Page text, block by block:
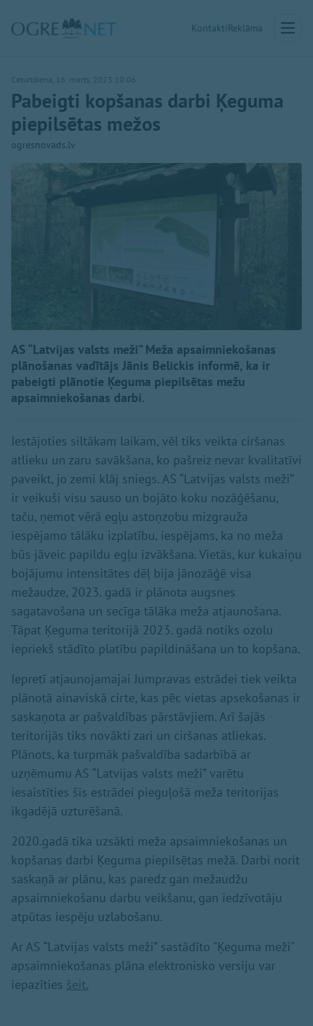
KontaktiReklāma
Ceturtdiena, 16. marts, 2023 10:06
Pabeigti kopšanas darbi Ķeguma
piepilsētas mežos
ogresnovads.lv
AS “Latvijas valsts meži” Meža apsaimniekošanas
plānošanas vadītājs Jānis Belickis informē, ka ir
pabeigti plānotie Ķeguma piepilsētas mežu
apsaimniekošanas darbi.
Iestājoties siltākam laikam, vēl tiks veikta ciršanas
atlieku un zaru savākšana, ko pašreiz nevar kvalitatīvi
paveikt, jo zemi klāj sniegs. AS “Latvijas valsts meži”
ir veikuši visu sauso un bojāto koku nozāģēšanu,
taču, ņemot vērā egļu astoņzobu mizgrauža
iespējamo tālāku izplatību, iespējams, ka no meža
būs jāveic papildu egļu izvākšana. Vietās, kur kukaiņu
bojājumu intensitātes dēļ bija jānozāģē visa
mežaudze, 2023. gadā ir plānota augsnes
sagatavošana un secīga tālāka meža atjaunošana.
Tāpat Ķeguma teritorijā 2023. gadā notiks ozolu
iepriekš stādīto platību papildināšana un to kopšana.
Iepretī atjaunojamajai Jumpravas estrādei tiek veikta
plānotā ainaviskā cirte, kas pēc vietas apsekošanas ir
saskaņota ar pašvaldības pārstāvjiem. Arī šajās
teritorijās tiks novākti zari un ciršanas atliekas.
Plānots, ka turpmāk pašvaldība sadarbībā ar
uzņēmumu AS “Latvijas valsts meži” varētu
iesaistīties šīs estrādei pieguļošā meža teritorijas
ikgadējā uzturēšanā.
2020.gadā tika uzsākti meža apsaimniekošanas un
kopšanas darbi Ķeguma piepilsētas mežā. Darbi norit
saskaņā ar plānu, kas paredz gan mežaudžu
apsaimniekošanu darbu veikšanu, gan iedzīvotāju
atpūtas iespēju uzlabošanu.
Ar AS “Latvijas valsts meži” sastādīto "Ķeguma meži"
apsaimniekošanas plāna elektronisko versiju var
iepazīties šeit.